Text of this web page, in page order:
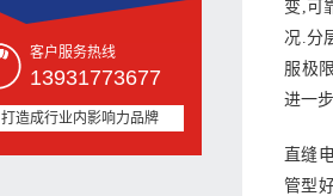
客户服务热线
13931773677
打造成行业内影响力品牌
变,可
况.分
服极
进一
直缝
管型